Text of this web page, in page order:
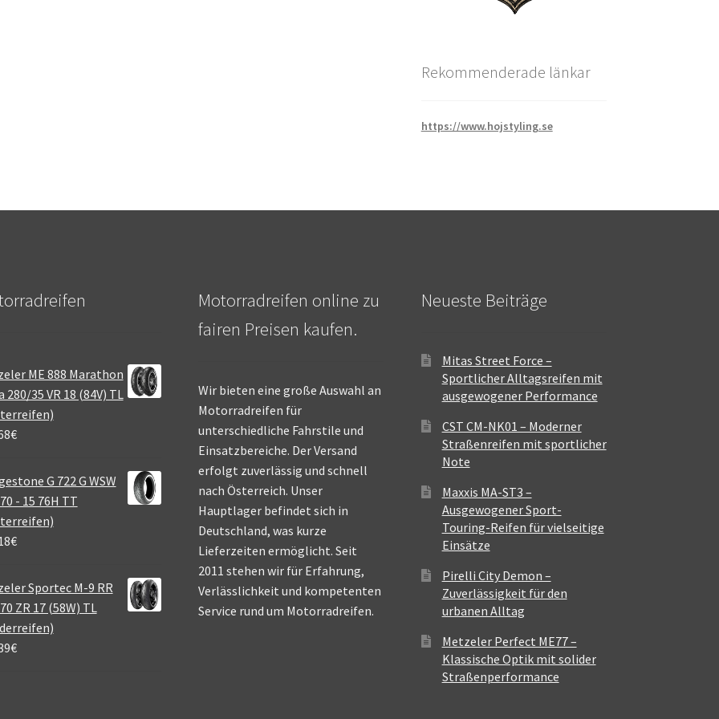
Rekommenderade länkar
https://www.hojstyling.se
ME 888 Marathon
280/35 VR 18 (84V) TL
€
G 722 G WSW
- 15 76H TT
€
Sportec M-9 RR
ZR 17 (58W) TL
€
Motorradreifen online zu
fairen Preisen kaufen.
Wir bieten eine große Auswahl an
Motorradreifen für
unterschiedliche Fahrstile und
Einsatzbereiche. Der Versand
erfolgt zuverlässig und schnell
nach Österreich. Unser
Hauptlager befindet sich in
Deutschland, was kurze
Lieferzeiten ermöglicht. Seit
2011 stehen wir für Erfahrung,
Verlässlichkeit und kompetenten
Service rund um Motorradreifen.
Neueste Beiträge
Mitas Street Force –
Sportlicher Alltagsreifen mit
ausgewogener Performance
CST CM-NK01 – Moderner
Straßenreifen mit sportlicher
Note
Maxxis MA-ST3 –
Ausgewogener Sport-
Touring-Reifen für vielseitige
Einsätze
Pirelli City Demon –
Zuverlässigkeit für den
urbanen Alltag
Metzeler Perfect ME77 –
Klassische Optik mit solider
Straßenperformance